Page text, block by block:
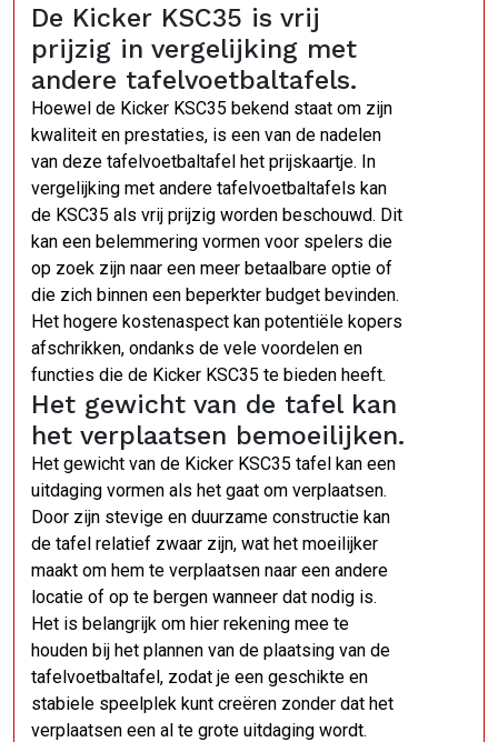
De Kicker KSC35 is vrij
prijzig in vergelijking met
andere tafelvoetbaltafels.
Hoewel de Kicker KSC35 bekend staat om zijn
kwaliteit en prestaties, is een van de nadelen
van deze tafelvoetbaltafel het prijskaartje. In
vergelijking met andere tafelvoetbaltafels kan
de KSC35 als vrij prijzig worden beschouwd. Dit
kan een belemmering vormen voor spelers die
op zoek zijn naar een meer betaalbare optie of
die zich binnen een beperkter budget bevinden.
Het hogere kostenaspect kan potentiële kopers
afschrikken, ondanks de vele voordelen en
functies die de Kicker KSC35 te bieden heeft.
Het gewicht van de tafel kan
het verplaatsen bemoeilijken.
Het gewicht van de Kicker KSC35 tafel kan een
uitdaging vormen als het gaat om verplaatsen.
Door zijn stevige en duurzame constructie kan
de tafel relatief zwaar zijn, wat het moeilijker
maakt om hem te verplaatsen naar een andere
locatie of op te bergen wanneer dat nodig is.
Het is belangrijk om hier rekening mee te
houden bij het plannen van de plaatsing van de
tafelvoetbaltafel, zodat je een geschikte en
stabiele speelplek kunt creëren zonder dat het
verplaatsen een al te grote uitdaging wordt.